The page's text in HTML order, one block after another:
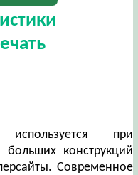
используется при
больших конструкций
Современное